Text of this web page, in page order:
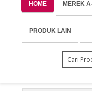
HOME MEREK
PRODUK LAIN